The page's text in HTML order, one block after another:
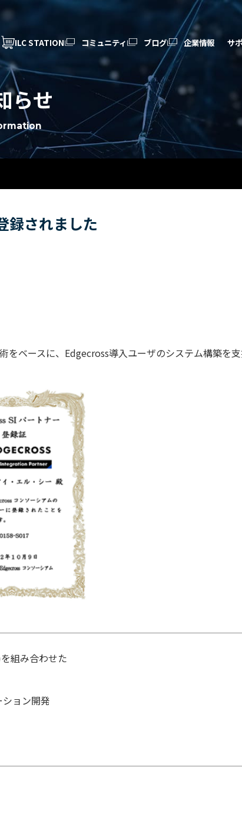
ILC STATION コミュニティ ブログ 企業情報 サ
らせ
録されました
ベースに、Edgecross導入ユーザのシステム構築を支
組み合わせた
ョン開発